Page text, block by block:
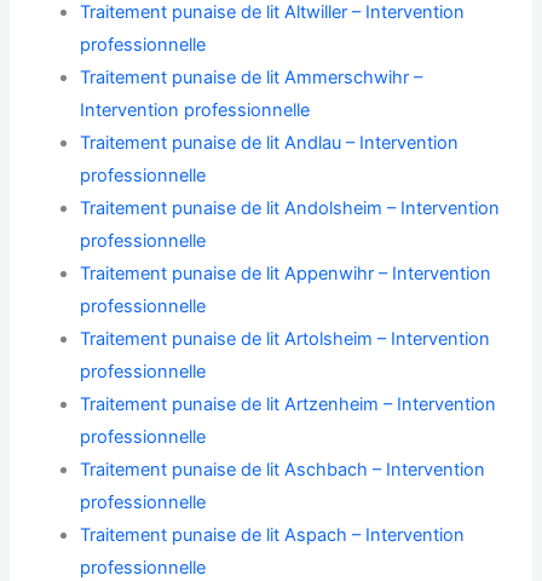
Traitement punaise de lit Altwiller – Intervention
professionnelle
Traitement punaise de lit Ammerschwihr –
Intervention professionnelle
Traitement punaise de lit Andlau – Intervention
professionnelle
Traitement punaise de lit Andolsheim – Intervention
professionnelle
Traitement punaise de lit Appenwihr – Intervention
professionnelle
Traitement punaise de lit Artolsheim – Intervention
professionnelle
Traitement punaise de lit Artzenheim – Intervention
professionnelle
Traitement punaise de lit Aschbach – Intervention
professionnelle
Traitement punaise de lit Aspach – Intervention
professionnelle